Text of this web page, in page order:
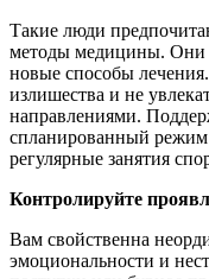
Такие люди
методы медицины. Они
новые способы лечения.
излишества и не
направлениями.
спланированный режим
регулярные занятия
Контролируйте
Вам свойственна
эмоциональности и